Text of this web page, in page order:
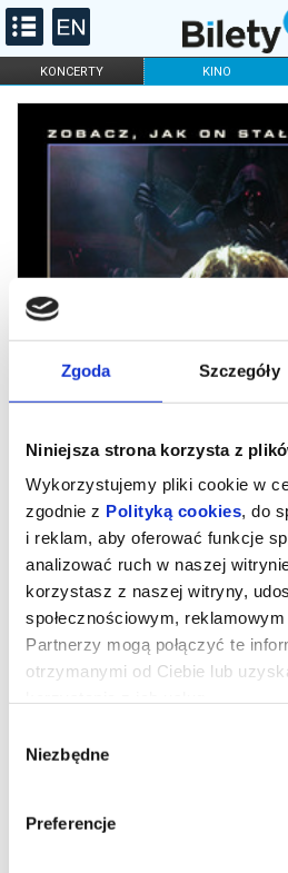
Zgoda Szczegóły
Niniejsza strona korzysta z
Wykorzystujemy pliki cookie w
zgodnie z Polityką cookies, do
i reklam, aby oferować funkcje
analizować ruch w naszej
korzystasz z naszej witryny,
społecznościowym,
Partnerzy mogą połączyć te
otrzymanymi od Ciebie lub
zgody
Niezbędne
Preferencje
KONCERTY KINO
FILHARMONIA OPERA I BALET
DLA DZIECI
ONLINE
Władcy
Po latach książę Adam wraca na
Szkieletora i jako He-Man ocalić świat